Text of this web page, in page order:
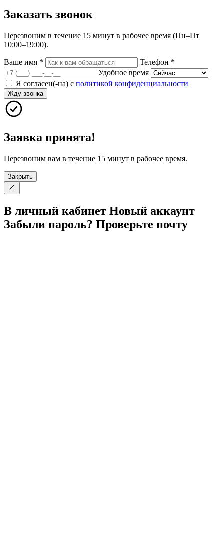
Заказать звонок
Перезвоним в течение 15 минут в рабочее время (Пн–Пт
10:00–19:00).
Ваше имя * Телефон *
Удобное время
Я согласен(-на) с политикой конфиденциальности
Жду звонка
Заявка принята!
Перезвоним вам в течение 15 минут в рабочее время.
Закрыть
В личный кабинет Новый аккаунт
Забыли пароль? Проверьте почту